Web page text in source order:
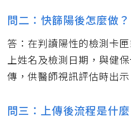
問二：快篩陽後怎麼做？
答：在判讀陽性的檢測卡
上姓名及檢測日期，與健
傳，供醫師視訊評估時出示
問三：上傳後流程是什麼